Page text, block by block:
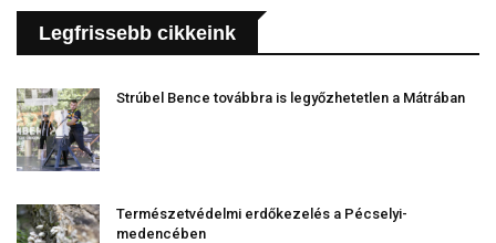
Legfrissebb cikkeink
Strúbel Bence továbbra is legyőzhetetlen a Mátrában
Természetvédelmi erdőkezelés a Pécselyi-
medencében